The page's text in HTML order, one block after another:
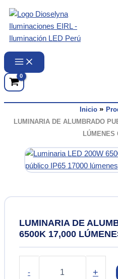
contenido
Inicio
LUMINARIA DE ALUMBRADO
LÚMENES
LUMINARIA DE
6500K 17,000
- +